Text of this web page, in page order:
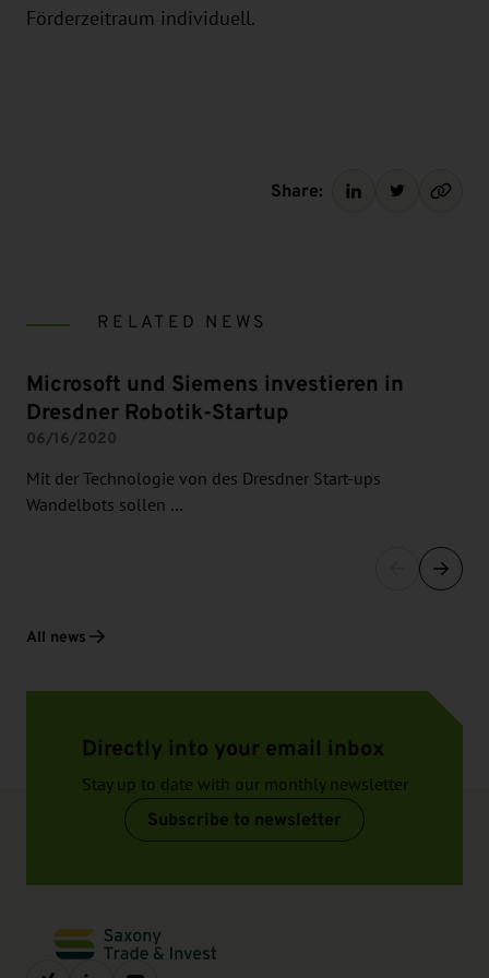
Förderzeitraum individuell.
Share:
RELATED NEWS
Microsoft und Siemens investieren in
Dresdner Robotik-Startup
06/16/2020
Mit der Technologie von des Dresdner Start-ups
Wandelbots sollen …
All news
Directly into your email inbox
Stay up to date with our monthly newsletter
Subscribe to newsletter